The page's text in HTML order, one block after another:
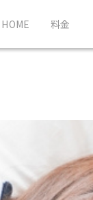
HOME 料金